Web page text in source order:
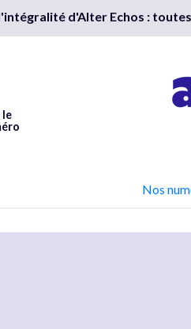
d'Alter Echos :
le
Nos